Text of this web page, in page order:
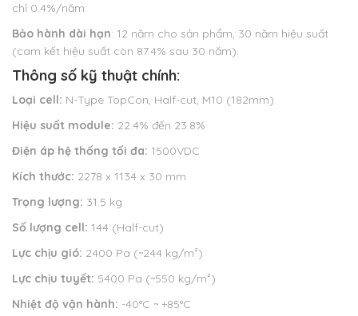
chỉ 0.4%/năm.
Bảo hành dài hạn: 12 năm cho sản phẩm, 30 năm hiệu suất
(cam kết hiệu suất còn 87.4% sau 30 năm).
Thông số kỹ thuật chính:
Loại cell: N-Type TopCon, Half-cut, M10 (182mm)
Hiệu suất module: 22.4% đến 23.8%
Điện áp hệ thống tối đa: 1500VDC
Kích thước: 2278 x 1134 x 30 mm
Trọng lượng: 31.5 kg
Số lượng cell: 144 (Half-cut)
Lực chịu gió: 2400 Pa (~244 kg/m²)
Lực chịu tuyết: 5400 Pa (~550 kg/m²)
Nhiệt độ vận hành: -40°C ~ +85°C